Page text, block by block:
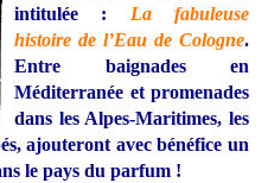
intitulée : La fabuleuse
histoire de l’Eau de Cologne.
Entre baignades en
Méditerranée et promenades
dans les Alpes-Maritimes, les
ajouteront avec bénéfice un
le pays du parfum !